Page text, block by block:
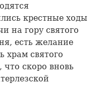
крестные ходы
на гору святого
есть желание
храм святого
что скоро вновь